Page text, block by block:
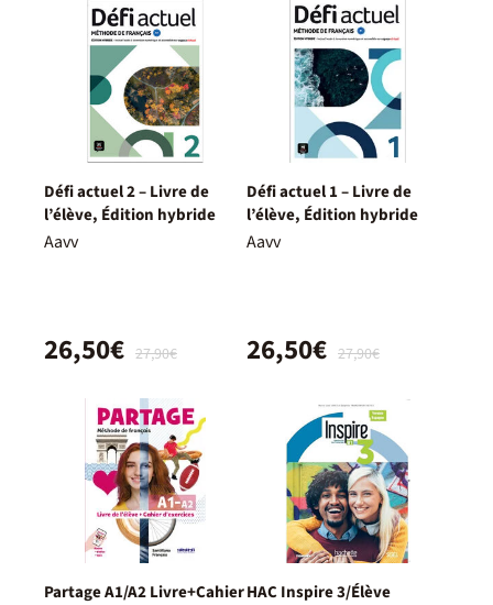
Défi actuel 2 – Livre de
l’élève, Édition hybride
Aavv
27,90€
26,50€
Défi actuel 1 – Livre de
l’élève, Édition hybride
Aavv
27,90€
26,50€
Partage A1/A2 Livre+CahierHAC Inspire 3/Élève